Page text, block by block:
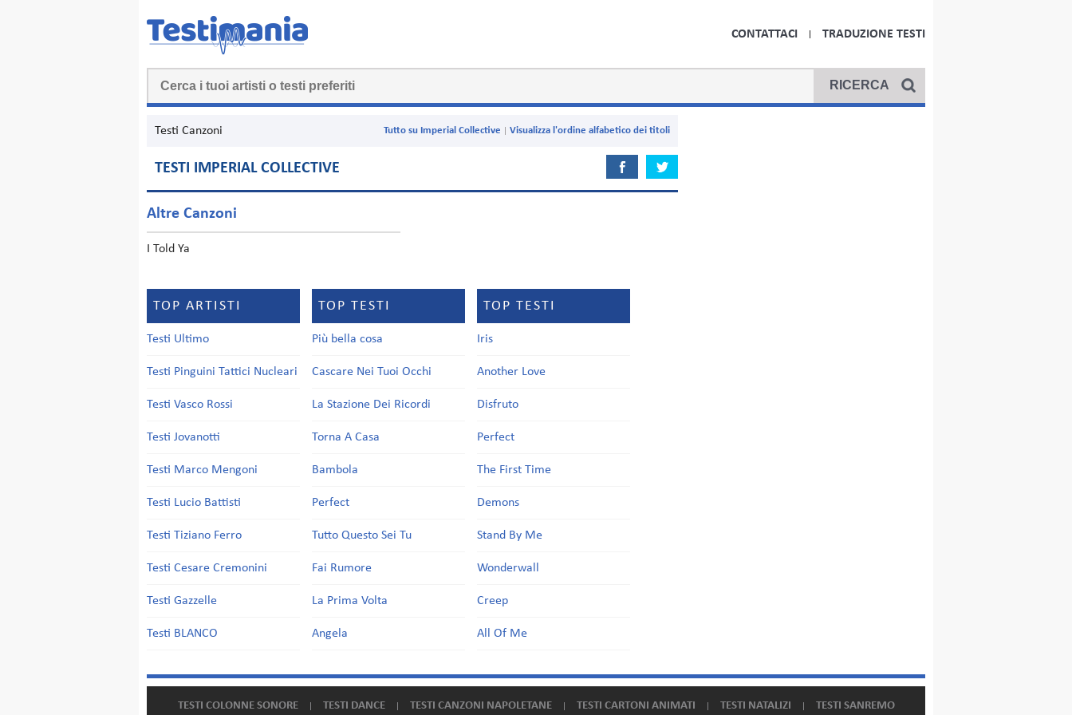
CONTATTACI TRADUZIONE TESTI
Testi Canzoni Visualizza l'ordine alfabetico dei titoli
Tutto su Imperial Collective
TESTI IMPERIAL COLLECTIVE
Altre Canzoni
I Told Ya
TOP ARTISTI
Testi Ultimo
Testi Pinguini Tattici Nucleari
Testi Vasco Rossi
Testi Jovanotti
Testi Marco Mengoni
Testi Lucio Battisti
Testi Tiziano Ferro
Testi Cesare Cremonini
Testi Gazzelle
Testi BLANCO
TOP TESTI
Più bella cosa
Cascare Nei Tuoi Occhi
La Stazione Dei Ricordi
Torna A Casa
Bambola
Perfect
Tutto Questo Sei Tu
Fai Rumore
La Prima Volta
Angela
TOP TESTI
Iris
Another Love
Disfruto
Perfect
The First Time
Demons
Stand By Me
Wonderwall
Creep
All Of Me
TESTI COLONNE SONORE TESTI DANCE TESTI CANZONI NAPOLETANE TESTI CARTONI ANIMATI TESTI NATALIZI TESTI SANREMO